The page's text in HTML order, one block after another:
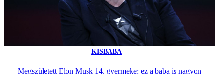
KISBABA
Megszületett Elon Musk 14. gyermeke: ez a baba is nagyon